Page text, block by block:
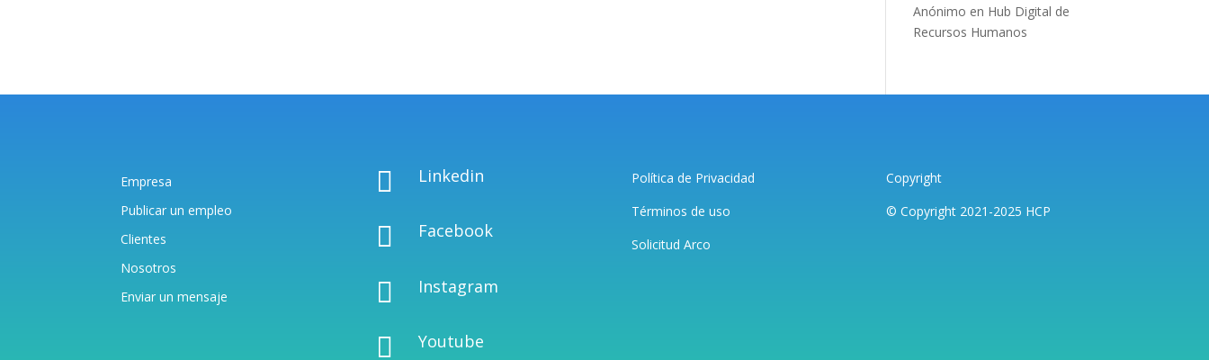
Anónimo en Hub Digital de
Recursos Humanos
Empresa
Publicar un empleo
Clientes
Nosotros
Enviar un mensaje
 Linkedin
 Facebook
 Instagram
 Youtube
Política de Privacidad
Términos de uso
Solicitud Arco
Copyright
© Copyright 2021-2025 HCP